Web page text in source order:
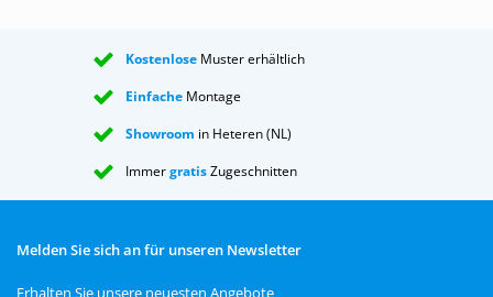
Kostenlose Muster erhältlich
Einfache Montage
Showroom in Heteren (NL)
ImmergratisZugeschnitten
Melden Sie sich an für unseren Newsletter
Erhalten Sie unsere neuesten Angebote